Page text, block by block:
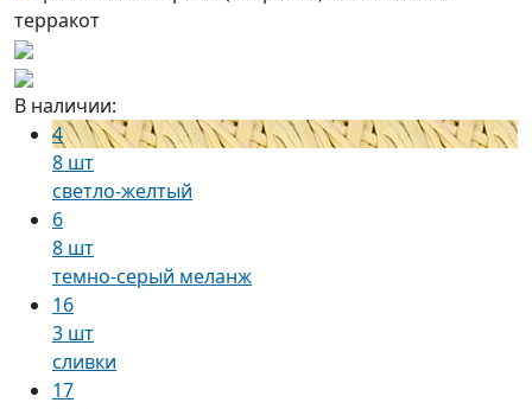
В наличии:
4
8 шт
светло-желтый
6
8 шт
темно-серый меланж
16
3 шт
сливки
17